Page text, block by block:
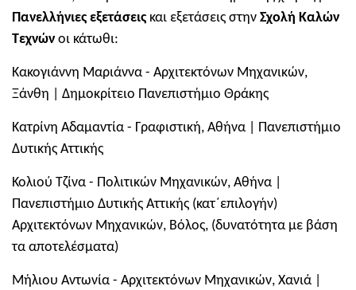
Πανελλήνιες εξετάσειςκαι εξετάσεις στην Σχολή Καλών
Τεχνών οι κάτωθι:
Κακογιάννη Μαριάννα - Αρχιτεκτόνων Μηχανικών,
Ξάνθη | Δημοκρίτειο Πανεπιστήμιο Θράκης
Κατρίνη Αδαμαντία - Γραφιστική, Αθήνα | Πανεπιστήμιο
Δυτικής Αττικής
Κολιού Τζίνα - Πολιτικών Μηχανικών, Αθήνα |
Πανεπιστήμιο Δυτικής Αττικής (κατ΄επιλογήν)
Αρχιτεκτόνων Μηχανικών, Βόλος, (δυνατότητα με βάση
τα αποτελέσματα)
Μήλιου Αντωνία - Αρχιτεκτόνων Μηχανικών, Χανιά |